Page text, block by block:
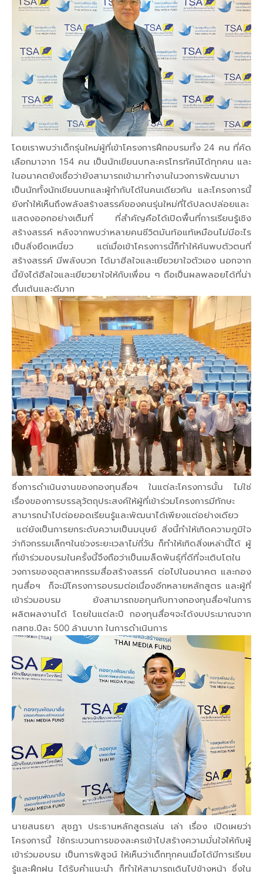
โดยเราพบว่าเด็กรุ่นใหม่ผู้ที่เข้าโครงการฝึกอบรมทั้ง 24 คน ที่คัด
เลือกมาจาก 154 คน เป็นนักเขียนบทละครโทรทัศน์ได้ทุกคน และ
ในอนาคตยังเชื่อว่ายังสามารถเข้ามาทำงานในวงการพัฒนามา
เป็นนักทั้งนักเขียนบทและผู้กำกับได้ในคนเดียวกัน และโครงการนี้
ยังทำให้เห็นถึงพลังสร้างสรรค์ของคนรุ่นใหม่ที่ได้ปลดปล่อยและ
แสดงออกอย่างเต็มที่ ที่สำคัญคือได้เปิดพื้นที่การเรียนรู้เชิง
สร้างสรรค์ หลังจากพบว่าหลายคนชีวิตมันท้อแท้เหมือนไม่มีอะไร
เป็นสิ่งยึดเหนี่ยว แต่เมื่อเข้าโครงการนี้ก็ทำให้ค้นพบตัวตนที่
สร้างสรรค์ มีพลังบวก ได้มาฮีลใจและเยียวยาใจตัวเอง นอกจาก
นี้ยังได้ฮีลใจและเยียวยาใจให้กับเพื่อน ๆ ถือเป็นผลพลอยได้ที่น่า
ตื่นเต้นและดีมาก
ซึ่งการดำเนินงานของกองทุนสื่อฯ ในแต่ละโครงการนั้น ไม่ใช่
เรื่องของการบรรลุวัตถุประสงค์ให้ผู้ที่เข้าร่วมโครงการมีทักษะ
สามารถนำไปต่อยอดเรียนรู้และพัฒนาได้เพียงแต่อย่างเดียว
แต่ยังเป็นการยกระดับความเป็นมนุษย์ สิ่งนี้ทำให้เกิดความภูมิใจ
ว่ากิจกรรมเล็กๆในช่วงระยะเวลาไม่กี่วัน ก็ทำให้เกิดสิ่งเหล่านี้ได้ ผู้
ที่เข้าร่วมอบรมในครั้งนี้จึงถือว่าเป็นเมล็ดพันธุ์ที่ดีที่จะเติบโตใน
วงการของอุตสาหกรรมสื่อสร้างสรรค์ ต่อไปในอนาคต และกอง
ทุนสื่อฯ ก็จะมีโครงการอบรมต่อเนื่องอีกหลายหลักสูตร และผู้ที่
เข้าร่วมอบรม ยังสามารถขอทุนกับทางกองทุนสื่อฯในการ
ผลิตผลงานได้ โดยในแต่ละปี กองทุนสื่อฯจะได้งบประมาณจาก
กสทช.ปีละ 500 ล้านบาท ในการดำเนินการ
นายสนธยา สุชฏา ประธานหลักสูตรเล่น เล่า เรื่อง เปิดเผยว่า
โครงการนี้ ใช้กระบวนการของละครเข้าไปสร้างความมั่นใจให้กับผู้
เข้าร่วมอบรม เป็นการพิสูจน์ ให้เห็นว่าเด็กทุกคนเมื่อได้มีการเรียน
รู้และฝึกฝน ได้รับคำแนะนำ ก็ทำให้สามารถเดินไปข้างหน้า ซึ่งใน